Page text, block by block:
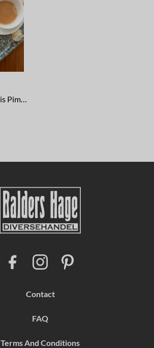
Tray William Morris Pimpernel
Contact
FAQ
Terms And Conditions
I
n
g
a
m